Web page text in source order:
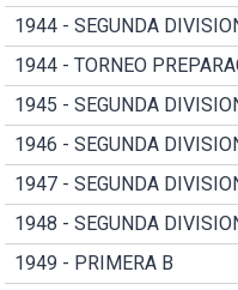
1944 - SEGUNDA
1944 - TORNEO
1945 - SEGUNDA
1946 - SEGUNDA
1947 - SEGUNDA
1948 - SEGUNDA
1949 - PRIMERA B